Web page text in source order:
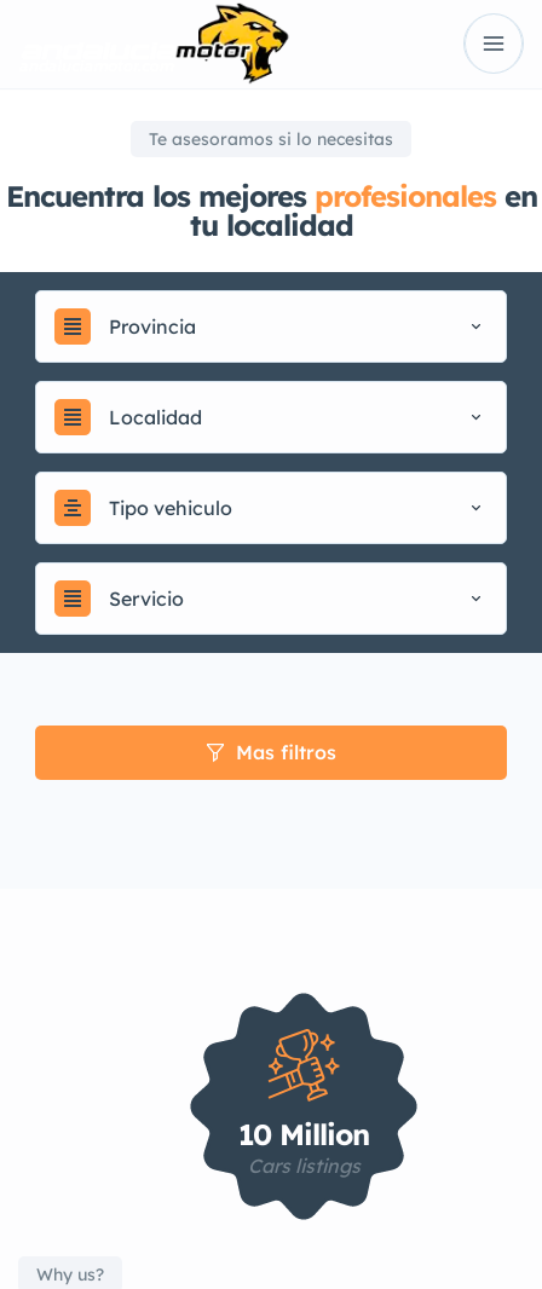
Te asesoramos si lo necesitas
Encuentra los mejoresprofesionalesen
tu localidad
Provincia
Localidad
Tipo vehiculo
Servicio
Mas filtros
10 Million
Cars listings
Why us?